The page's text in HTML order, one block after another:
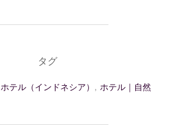
タグ
ホテル（インドネシア） , ホテル｜自然